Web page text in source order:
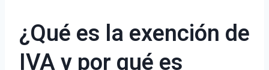
¿Qué es la exención de
IVA y por qué es